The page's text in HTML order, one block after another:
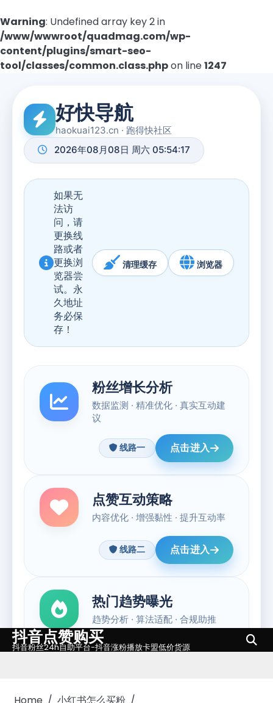
Warning: Undefined array key 2 in
/www/wwwroot/quadmag.com/wp-
content/plugins/smart-seo-
tool/classes/common.class.phpon line1247
Skip
to
抖音点赞购买
抖音粉丝24h自助平台-抖音涨粉播放卡盟低价货源